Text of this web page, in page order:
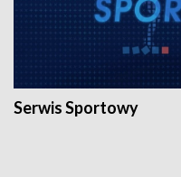
Serwis Sportowy